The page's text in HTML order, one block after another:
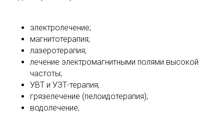
электролечение;
магнитотерапия;
лазеротерапия;
лечение электромагнитными полями высокой
частоты;
УВТ и УЗТ-терапия;
грязелечение (пелоидотерапия);
водолечение;